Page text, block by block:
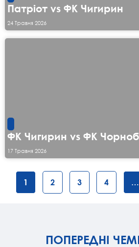
Патріот vs ФК Чигирин
24 Травня 2026
ФК Чигирин vs ФК
17 Травня 2026
1 2 3 4 …
ПОПЕРЕДНІ